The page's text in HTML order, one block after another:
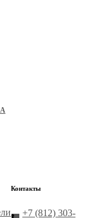
Контакты
+7 (812) 303-